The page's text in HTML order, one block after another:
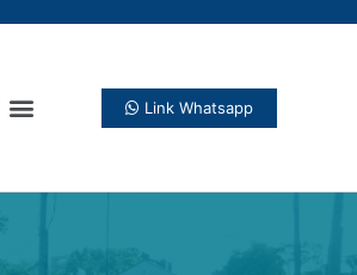
Link Whatsapp